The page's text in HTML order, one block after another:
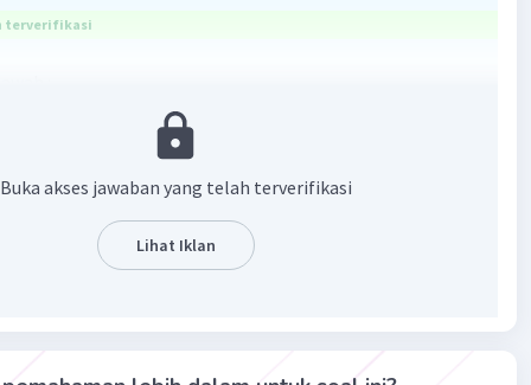
terverifikasi
+ (1/4 x 1/3) = 4/12 + 1/12
lihat gambar dibawah:
Buka akses jawaban yang telah terverifikasi
Lihat Iklan